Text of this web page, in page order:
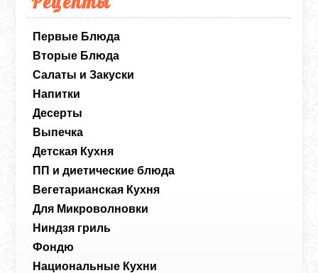
Первые Блюда
Вторые Блюда
Салаты и Закуски
Напитки
Десерты
Выпечка
Детская Кухня
ПП и диетические блюда
Вегетарианская Кухня
Для Микроволновки
Ниндзя гриль
Фондю
Национальные Кухни